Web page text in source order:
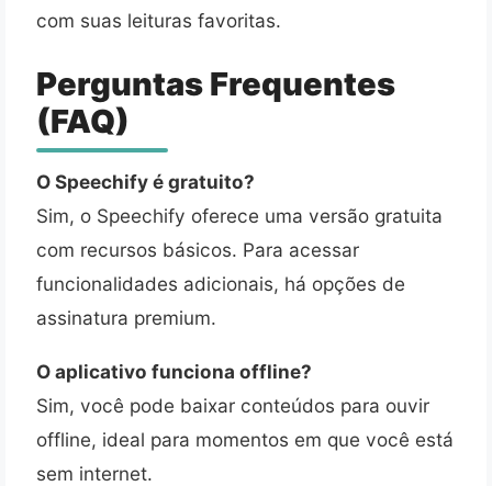
com suas leituras favoritas.
Perguntas Frequentes
(FAQ)
O Speechify é gratuito?
Sim, o Speechify oferece uma versão gratuita
com recursos básicos. Para acessar
funcionalidades adicionais, há opções de
assinatura premium.
O aplicativo funciona offline?
Sim, você pode baixar conteúdos para ouvir
offline, ideal para momentos em que você está
sem internet.